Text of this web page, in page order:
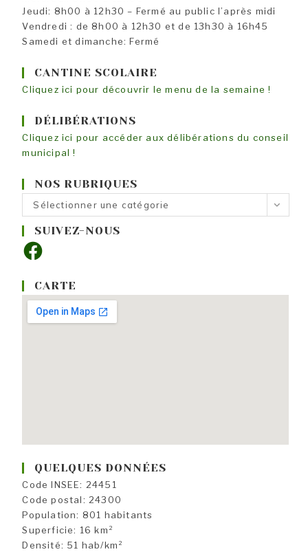
Jeudi: 8h00 à 12h30 – Fermé au public l’après midi
Vendredi : de 8h00 à 12h30 et de 13h30 à 16h45
Samedi et dimanche: Fermé
CANTINE SCOLAIRE
Cliquez ici pour découvrir le menu de la semaine !
DÉLIBÉRATIONS
Cliquez ici pour accéder aux délibérations du conseil
municipal !
NOS RUBRIQUES
Nos
rubriques
Sélectionner une catégorie
SUIVEZ-NOUS
Facebook
CARTE
QUELQUES DONNÉES
Code INSEE: 24451
Code postal: 24300
Population: 801 habitants
Superficie: 16 km²
Densité: 51 hab/km²